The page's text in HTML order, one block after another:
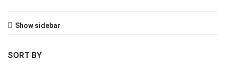
Show sidebar
SORT BY